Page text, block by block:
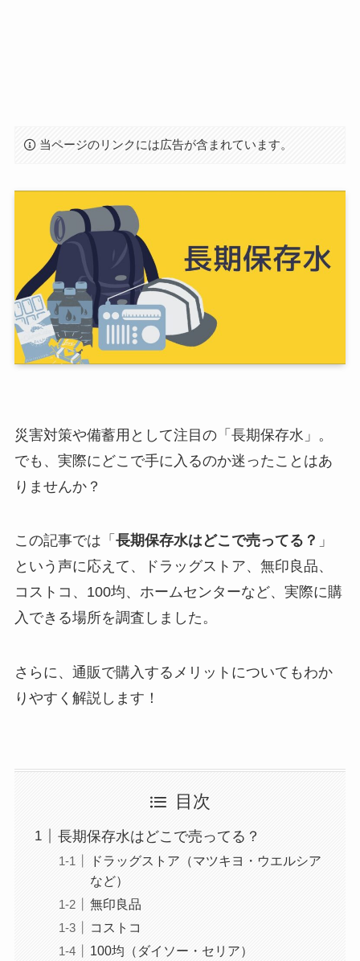
当ページのリンクには広告が含まれています。
災害対策や備蓄用として注目の「長期保存水」。
でも、実際にどこで手に入るのか迷ったことはあ
りませんか？
この記事では「 長期保存水はどこで売ってる？ 」
という声に応えて、ドラッグストア、無印良品、
コストコ、100均、ホームセンターなど、実際に購
入できる場所を調査しました。
さらに、通販で購入するメリットについてもわか
りやすく解説します！
目次
長期保存水はどこで売ってる？
ドラッグストア（マツキヨ・ウエルシア
など）
無印良品
コストコ
100均（ダイソー・セリア）